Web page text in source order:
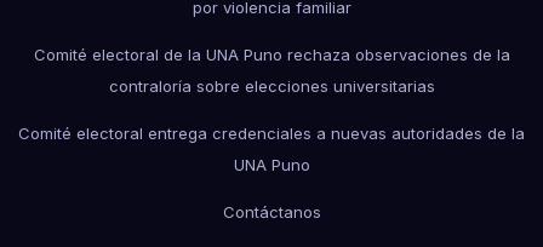
por violencia familiar
Comité electoral de la UNA Puno rechaza observaciones de la
contraloría sobre elecciones universitarias
Comité electoral entrega credenciales a nuevas autoridades de la
UNA Puno
Contáctanos